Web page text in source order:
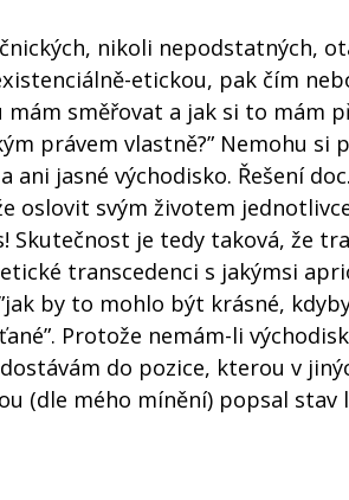
nikoli nepodstatných,
etickou, pak čím
mám směřovat a jak si to mám
právem vlastně?” Nemohu si
jasné východisko. Řešení
oslovit svým životem
je tedy taková, že
transcedenci s jakýmsi
by to mohlo být krásné,
Protože nemám-li
do pozice, kterou v
(dle mého mínění) popsal stav